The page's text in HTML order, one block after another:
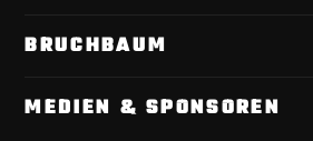
Geschäftsstelle
Satzung & Mitgliedschaft
Übersicht
Verantwortliche
Ausbildung & Förderung
BRUCHBAUM
Tickets & Einlass
Anfahrt & Parken
MEDIEN & SPONSOREN